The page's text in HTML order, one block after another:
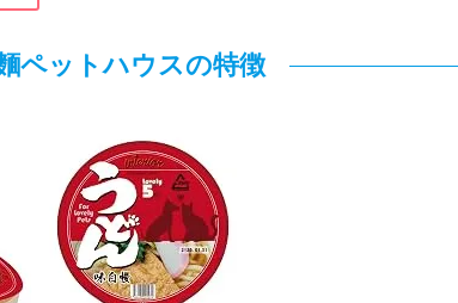
ペットハウスの特徴